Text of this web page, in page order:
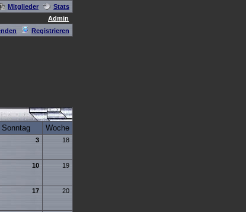
Mitglieder
Stats
Admin
Registrieren
Sonntag Woche
3 18
10 19
17 20